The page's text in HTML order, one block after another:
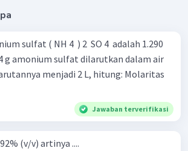
sulfat ( NH 4 ​ ) 2 ​ SO 4 ​ adalah 1.290
g amonium sulfat dilarutkan dalam air
menjadi 2 L, hitung: Molaritas
Jawaban terverifikasi
(v/v) artinya ....